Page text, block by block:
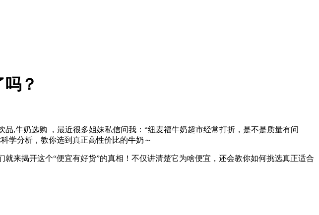
？
品,牛奶选购 ，最近很多姐妹私信问我：“纽麦福牛奶超市经常打折，是不是质量有问
学分析，教你选到真正高性价比的牛奶～
来揭开这个“便宜有好货”的真相！不仅讲清楚它为啥便宜，还会教你如何挑选真正适合